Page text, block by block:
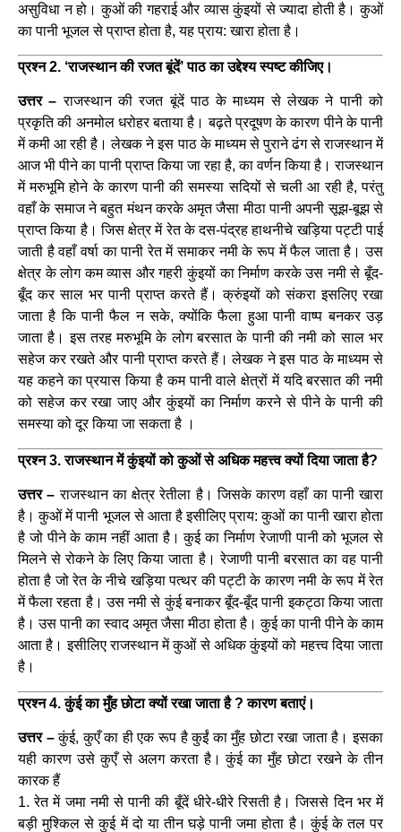
असुविधा न हो। कुओं की गहराई और व्यास कुंइयों से ज्यादा होती है। कुओं
का पानी भूजल से प्राप्त होता है, यह प्राय: खारा होता है।
प्रश्न 2. ‘राजस्थान की रजत बूंदें’ पाठ का उद्देश्य स्पष्ट कीजिए।
उत्तर – राजस्थान की रजत बूंदें पाठ के माध्यम से लेखक ने पानी को
प्रकृति की अनमोल धरोहर बताया है। बढ़ते प्रदूषण के कारण पीने के पानी
में कमी आ रही है। लेखक ने इस पाठ के माध्यम से पुराने ढंग से राजस्थान में
आज भी पीने का पानी प्राप्त किया जा रहा है, का वर्णन किया है। राजस्थान
में मरुभूमि होने के कारण पानी की समस्या सदियों से चली आ रही है, परंतु
वहाँ के समाज ने बहुत मंथन करके अमृत जैसा मीठा पानी अपनी सूझ-बूझ से
प्राप्त किया है। जिस क्षेत्र में रेत के दस-पंद्रह हाथनीचे खड़िया पट्टी पाई
जाती है वहाँ वर्षा का पानी रेत में समाकर नमी के रूप में फैल जाता है। उस
क्षेत्र के लोग कम व्यास और गहरी कुंइयों का निर्माण करके उस नमी से बूँद-
बूँद कर साल भर पानी प्राप्त करते हैं। क्रुंइयों को संकरा इसलिए रखा
जाता है कि पानी फैल न सके, क्योंकि फैला हुआ पानी वाष्प बनकर उड़
जाता है। इस तरह मरुभूमि के लोग बरसात के पानी की नमी को साल भर
सहेज कर रखते और पानी प्राप्त करते हैं। लेखक ने इस पाठ के माध्यम से
यह कहने का प्रयास किया है कम पानी वाले क्षेत्रों में यदि बरसात की नमी
को सहेज कर रखा जाए और कुंइयों का निर्माण करने से पीने के पानी की
समस्या को दूर किया जा सकता है ।
प्रश्न 3. राजस्थान में कुंइयों को कुओं से अधिक महत्त्व क्यों दिया जाता है?
उत्तर – राजस्थान का क्षेत्र रेतीला है। जिसके कारण वहाँ का पानी खारा
है। कुओं में पानी भूजल से आता है इसीलिए प्राय: कुओं का पानी खारा होता
है जो पीने के काम नहीं आता है। कुई का निर्माण रेजाणी पानी को भूजल से
मिलने से रोकने के लिए किया जाता है। रेजाणी पानी बरसात का वह पानी
होता है जो रेत के नीचे खड़िया पत्थर की पट्टी के कारण नमी के रूप में रेत
में फैला रहता है। उस नमी से कुंई बनाकर बूँद-बूँद पानी इकट्ठा किया जाता
है। उस पानी का स्वाद अमृत जैसा मीठा होता है। कुई का पानी पीने के काम
आता है। इसीलिए राजस्थान में कुओं से अधिक कुंइयों को महत्त्व दिया जाता
है।
प्रश्न 4. कुंई का मुँह छोटा क्यों रखा जाता है ? कारण बताएं।
उत्तर –कुंई, कुएँ का ही एक रूप है कुईं का मुँह छोटा रखा जाता है। इसका
यही कारण उसे कुएँ से अलग करता है। कुंई का मुँह छोटा रखने के तीन
कारक हैं
1. रेत में जमा नमी से पानी की बूँदें धीरे-धीरे रिसती है। जिससे दिन भर में
बड़ी मुश्किल से कुई में दो या तीन घड़े पानी जमा होता है। कुंई के तल पर